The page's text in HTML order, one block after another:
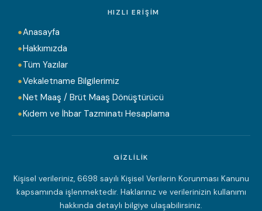
HIZLI ERIŞIM
Anasayfa
Hakkımızda
Tüm Yazılar
Vekaletname Bilgilerimiz
Net Maaş / Brüt Maaş Dönüştürücü
Kıdem ve İhbar Tazminatı Hesaplama
GIZLILIK
Kişisel verileriniz, 6698 sayılı Kişisel Verilerin Korunması Kanunu
kapsamında işlenmektedir. Haklarınız ve verilerinizin kullanımı
hakkında detaylı bilgiye ulaşabilirsiniz.